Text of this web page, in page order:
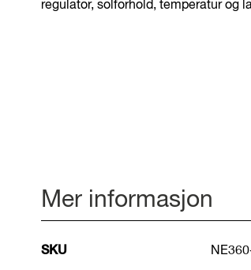
regulator, solforhold, temperatur og
Mer informasjon
Mer
SKU